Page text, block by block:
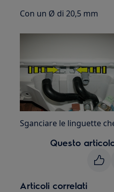
Con un Ø di 20,5 mm
Sganciare le linguette
Questo
Articoli correlati